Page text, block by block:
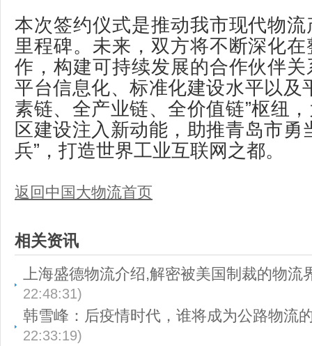
本次签约仪式是推动我市现代物
里程碑。未来，双方将不断深化
作，构建可持续发展的合作伙伴
平台信息化、标准化建设水平以及
素链、全产业链、全价值链”枢纽
区建设注入新动能，助推青岛市勇
兵”，打造世界工业互联网之都。
返回中国大物流首页
相关资讯
上海盛德物流介绍,解密被美国制裁的物流
22:48:31)
韩雪峰：后疫情时代，谁将成为公路物流
22:33:19)